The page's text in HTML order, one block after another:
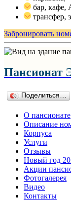
бар, кафе,
трансфер,
Забронировать
Пансионат
Поделиться…
О пансионате
Описание
Корпуса
Услуги
Отзывы
Новый год
Акции
Фотогалерея
Видео
Контакты